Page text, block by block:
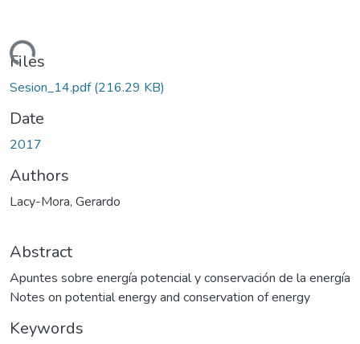
Loading...
Files
Sesion_14.pdf(216.29 KB)
Date
2017
Authors
Lacy-Mora, Gerardo
Abstract
Apuntes sobre energía potencial y conservación de la energía
Notes on potential energy and conservation of energy
Keywords